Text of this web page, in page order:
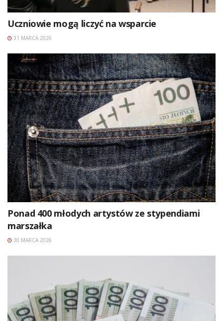
Uczniowie mogą liczyć na wsparcie
31 MARCA 2026
Ponad 400 młodych artystów ze stypendiami
marszałka
30 MARCA 2026